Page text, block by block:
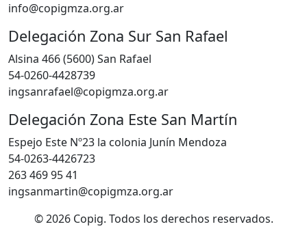
info@copigmza.org.ar
Delegación Zona Sur San Rafael
Alsina 466 (5600) San Rafael
54-0260-4428739
ingsanrafael@copigmza.org.ar
Delegación Zona Este San Martín
Espejo Este Nº23 la colonia Junín Mendoza
54-0263-4426723
263 469 95 41
ingsanmartin@copigmza.org.ar
© 2026 Copig. Todos los derechos reservados.